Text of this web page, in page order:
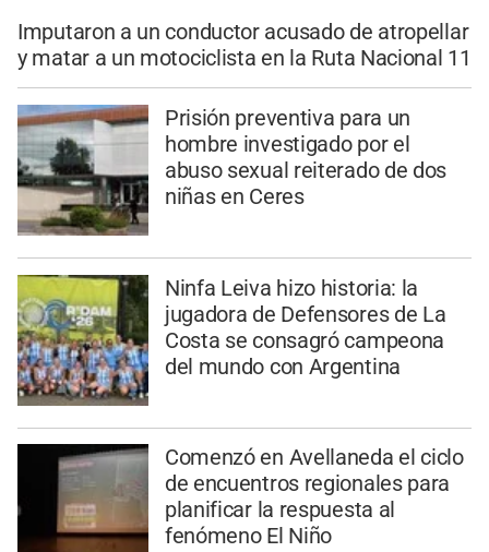
Imputaron a un conductor acusado de atropellar
y matar a un motociclista en la Ruta Nacional 11
Prisión preventiva para un
hombre investigado por el
abuso sexual reiterado de dos
niñas en Ceres
Ninfa Leiva hizo historia: la
jugadora de Defensores de La
Costa se consagró campeona
del mundo con Argentina
Comenzó en Avellaneda el ciclo
de encuentros regionales para
planificar la respuesta al
fenómeno El Niño